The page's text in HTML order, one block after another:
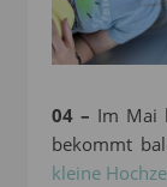
04 – Im Mai
bekommt
kleine